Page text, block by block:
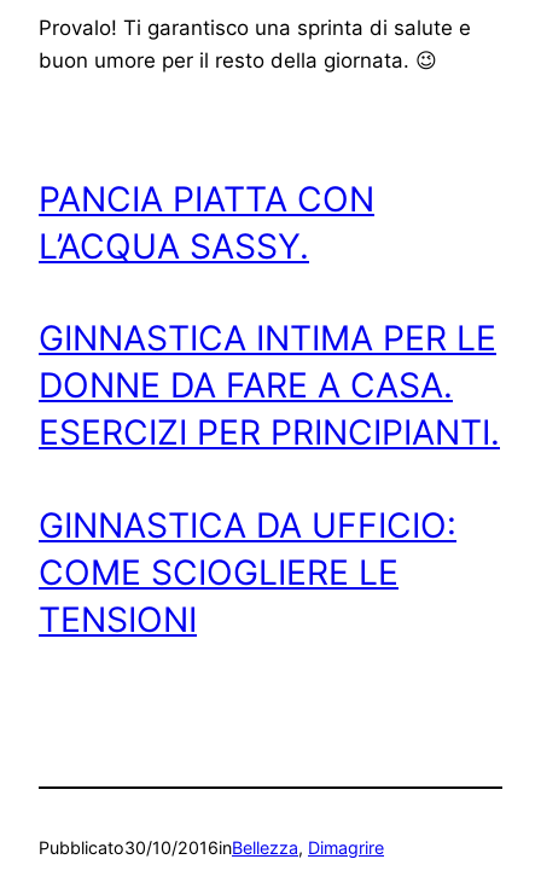
Provalo! Ti garantisco una sprinta di salute e
buon umore per il resto della giornata. 😉
PANCIA PIATTA CON
L’ACQUA SASSY.
GINNASTICA INTIMA PER LE
DONNE DA FARE A CASA.
ESERCIZI PER PRINCIPIANTI.
GINNASTICA DA UFFICIO:
COME SCIOGLIERE LE
TENSIONI
Pubblicato30/10/2016inBellezza, Dimagrire